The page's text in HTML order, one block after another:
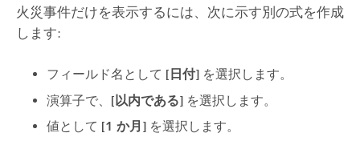
火災事件だけを表示するには、次に示す別の式を作成
します:
フィールド名として [日付] を選択します。
演算子で、 [以内である] を選択します。
値として [1 か月] を選択します。